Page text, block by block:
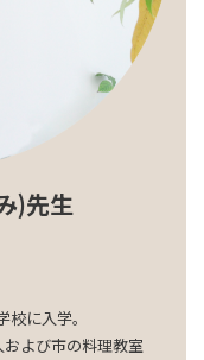
)先生
に入学。
よび市の料理教室